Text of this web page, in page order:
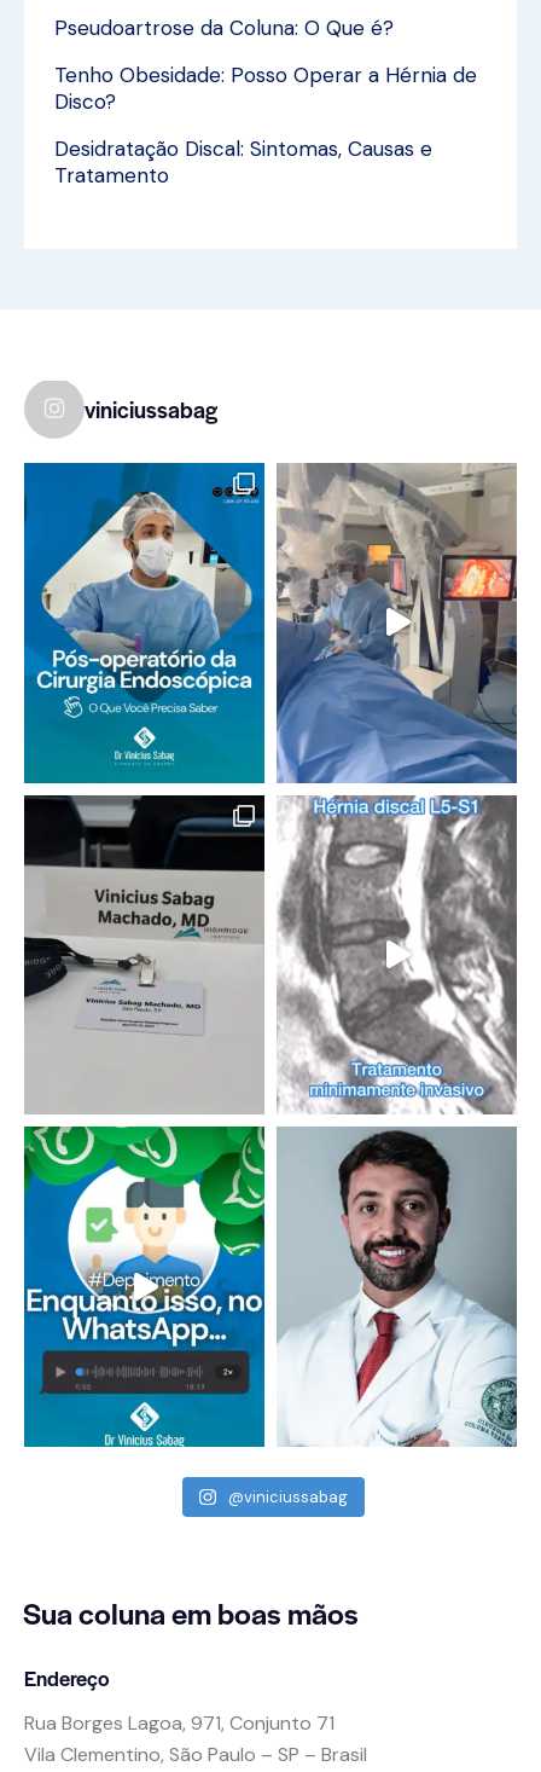
Pseudoartrose da Coluna: O Que é?
Tenho Obesidade: Posso Operar a Hérnia de
Disco?
Desidratação Discal: Sintomas, Causas e
Tratamento
viniciussabag
@viniciussabag
Sua colunaem boas mãos
Endereço
Rua Borges Lagoa, 971, Conjunto 71
Vila Clementino, São Paulo – SP – Brasil